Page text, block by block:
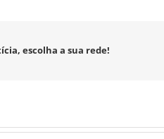
escolha a sua rede!